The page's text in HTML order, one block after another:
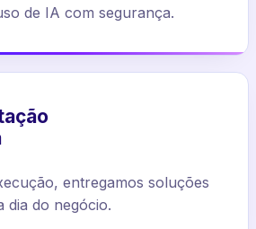
de IA com segurança.
entregamos soluções
dia do negócio.